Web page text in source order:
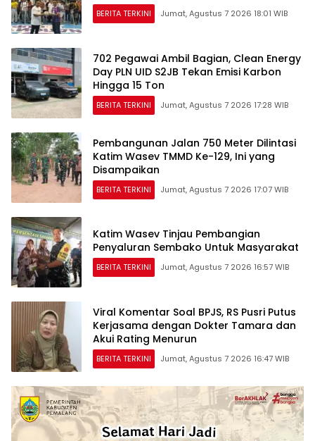
BERITA TERKINI Jumat, Agustus 7 2026 18:01 WIB
702 Pegawai Ambil Bagian, Clean Energy
Day PLN UID S2JB Tekan Emisi Karbon
Hingga 15 Ton
BERITA TERKINI Jumat, Agustus 7 2026 17:28 WIB
Pembangunan Jalan 750 Meter Dilintasi
Katim Wasev TMMD Ke-129, Ini yang
Disampaikan
BERITA TERKINI Jumat, Agustus 7 2026 17:07 WIB
Katim Wasev Tinjau Pembangian
Penyaluran Sembako Untuk Masyarakat
BERITA TERKINI Jumat, Agustus 7 2026 16:57 WIB
Viral Komentar Soal BPJS, RS Pusri Putus
Kerjasama dengan Dokter Tamara dan
Akui Rating Menurun
BERITA TERKINI Jumat, Agustus 7 2026 16:47 WIB